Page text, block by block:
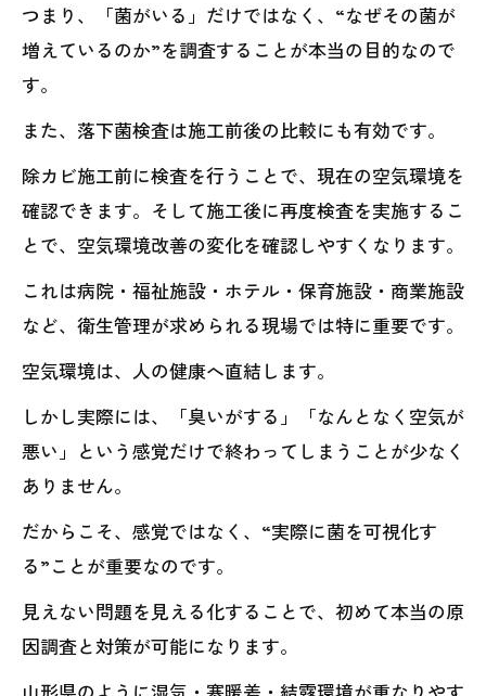
つまり、「菌がいる」だけではなく、“なぜその菌が
増えているのか”を調査することが本当の目的なので
す。
また、落下菌検査は施工前後の比較にも有効です。
除カビ施工前に検査を行うことで、現在の空気環境を
確認できます。そして施工後に再度検査を実施するこ
とで、空気環境改善の変化を確認しやすくなります。
これは病院・福祉施設・ホテル・保育施設・商業施設
など、衛生管理が求められる現場では特に重要です。
空気環境は、人の健康へ直結します。
しかし実際には、「臭いがする」「なんとなく空気が
悪い」という感覚だけで終わってしまうことが少なく
ありません。
だからこそ、感覚ではなく、“実際に菌を可視化す
る”ことが重要なのです。
見えない問題を見える化することで、初めて本当の原
因調査と対策が可能になります。